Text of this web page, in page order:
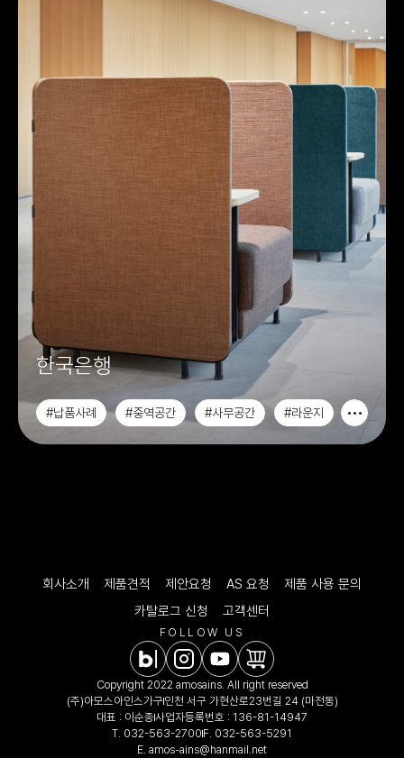
한국은행
#납품사례 #중역공간 #사무공간 #라운지
회사소개 제품견적 제안요청 AS 요청
제품 사용 문의
카탈로그 신청
고객센터
FOLLOW US
Copyright 2022 amosains. All right reserved
(주)아모스아인스가구인천 서구 가현산로23번길 24 (마전동)
대표 : 이순종사업자등록번호 : 136-81-14947
T. 032-563-2700 F. 032-563-5291
E. amos-ains@hanmail.net